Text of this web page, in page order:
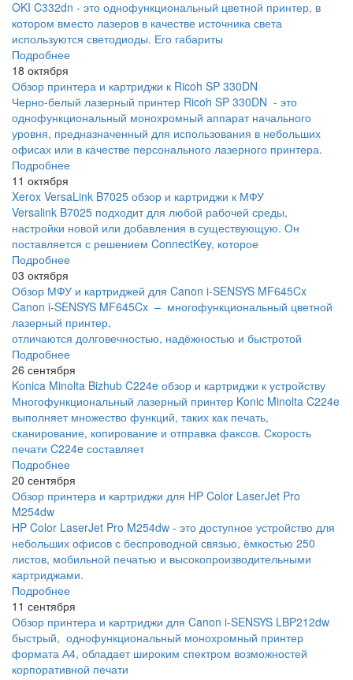
OKI C332dn - это однофункциональный цветной принтер, в
котором вместо лазеров в качестве источника света
используются светодиоды. Его габариты
Подробнее
18 октября
Обзор принтера и картриджи к Ricoh SP 330DN
Черно-белый лазерный принтер Ricoh SP 330DN - это
однофункциональный монохромный аппарат начального
уровня, предназначенный для использования в небольших
офисах или в качестве персонального лазерного принтера.
Подробнее
11 октября
Xerox VersaLink B7025 обзор и картриджи к МФУ
Versalink B7025 подходит для любой рабочей среды,
настройки новой или добавления в существующую. Он
поставляется с решением ConnectKey, которое
Подробнее
03 октября
Обзор МФУ и картриджей для Canon i-SENSYS MF645Cx
Canon i-SENSYS MF645Cx – многофункциональный цветной
лазерный принтер,
отличаются долговечностью, надёжностью и быстротой
Подробнее
26 сентября
Konica Minolta Bizhub C224e обзор и картриджи к устройству
Многофункциональный лазерный принтер Konic Minolta C224e
выполняет множество функций, таких как печать,
сканирование, копирование и отправка факсов. Скорость
печати C224e составляет
Подробнее
20 сентября
Обзор принтера и картриджи для HP Color LaserJet Pro
M254dw
HP Color LaserJet Pro M254dw - это доступное устройство для
небольших офисов с беспроводной связью, ёмкостью 250
листов, мобильной печатью и высокопроизводительными
картриджами.
Подробнее
11 сентября
Обзор принтера и картриджи для Canon i-SENSYS LBP212dw
быстрый, однофункциональный монохромный принтер
формата А4, обладает широким спектром возможностей
корпоративной печати